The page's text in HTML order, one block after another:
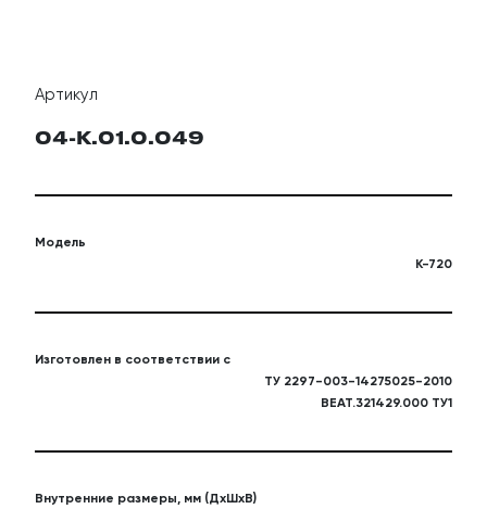
Артикул
04-K.01.0.049
Модель
К-720
Изготовлен в соответствии с
ТУ 2297-003-14275025-2010
ВЕАТ.321429.000 ТУ1
Внутренние размеры, мм (ДхШхВ)